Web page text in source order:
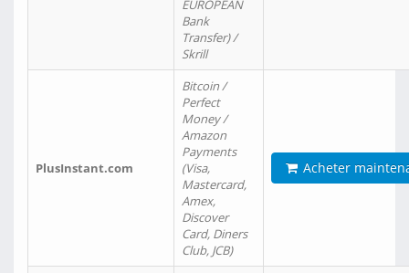
EUROPEAN
Bank
Transfer) /
Skrill
PlusInstant.com
Bitcoin /
Perfect
Money /
Amazon
Payments
(Visa,
Mastercard,
Amex,
Discover
Card, Diners
Club, JCB)
Acheter